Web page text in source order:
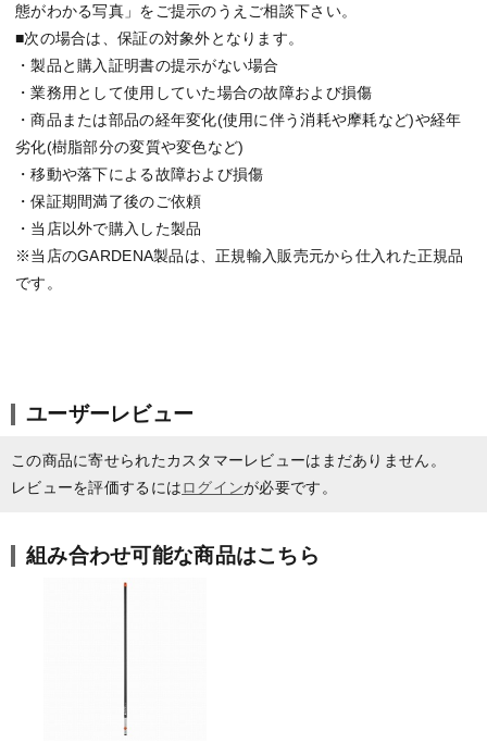
態がわかる写真」をご提示のうえご相談下さい。
■次の場合は、保証の対象外となります。
・製品と購入証明書の提示がない場合
・業務用として使用していた場合の故障および損傷
・商品または部品の経年変化(使用に伴う消耗や摩耗など)や経年
劣化(樹脂部分の変質や変色など)
・移動や落下による故障および損傷
・保証期間満了後のご依頼
・当店以外で購入した製品
※当店のGARDENA製品は、正規輸入販売元から仕入れた正規品
です。
ユーザーレビュー
この商品に寄せられたカスタマーレビューはまだありません。
レビューを評価するにはログインが必要です。
組み合わせ可能な商品はこちら